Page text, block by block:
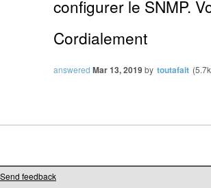
configurer le SNMP.
Cordialement
answered Mar 13, 2019by toutafait (5.7k
Send feedback